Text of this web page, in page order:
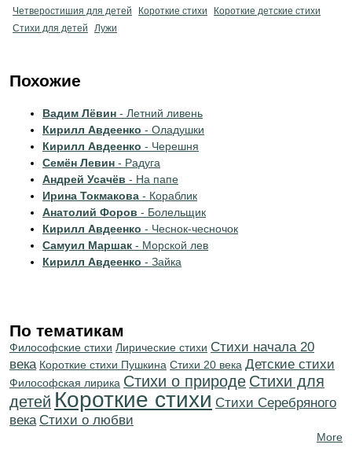
Четверостишия для детей
Короткие стихи
Короткие детские стихи
Стихи для детей
Лужи
Похожие
Вадим Лёвин - Летний ливень
Кирилл Авдеенко - Оладушки
Кирилл Авдеенко - Черешня
Семён Левин - Радуга
Андрей Усачёв - На папе
Ирина Токмакова - Кораблик
Анатолий Форов - Болельщик
Кирилл Авдеенко - Чеснок-чесночок
Самуил Маршак - Морской лев
Кирилл Авдеенко - Зайка
По тематикам
Философские стихи Лирические стихи Cтихи начала 20
века Короткие стихи Пушкина Стихи 20 века Детские стихи
Философская лирика Стихи о природе Стихи для
детей Короткие стихи Cтихи Серебряного
века Стихи о любви
More